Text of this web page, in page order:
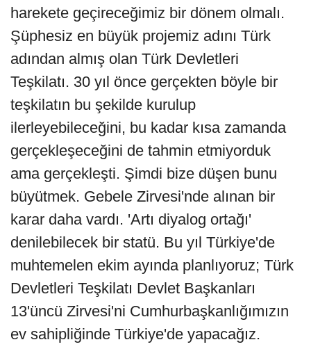
harekete geçireceğimiz bir dönem olmalı.
Şüphesiz en büyük projemiz adını Türk
adından almış olan Türk Devletleri
Teşkilatı. 30 yıl önce gerçekten böyle bir
teşkilatın bu şekilde kurulup
ilerleyebileceğini, bu kadar kısa zamanda
gerçekleşeceğini de tahmin etmiyorduk
ama gerçekleşti. Şimdi bize düşen bunu
büyütmek. Gebele Zirvesi'nde alınan bir
karar daha vardı. 'Artı diyalog ortağı'
denilebilecek bir statü. Bu yıl Türkiye'de
muhtemelen ekim ayında planlıyoruz; Türk
Devletleri Teşkilatı Devlet Başkanları
13'üncü Zirvesi'ni Cumhurbaşkanlığımızın
ev sahipliğinde Türkiye'de yapacağız.